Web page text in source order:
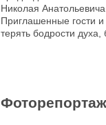
Николая
Приглашенные гости
терять бодрости